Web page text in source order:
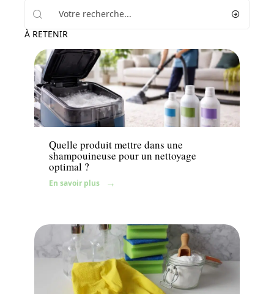
À RETENIR
Equipement
Quelle produit mettre dans une
shampouineuse pour un nettoyage
optimal ?
En savoir plus